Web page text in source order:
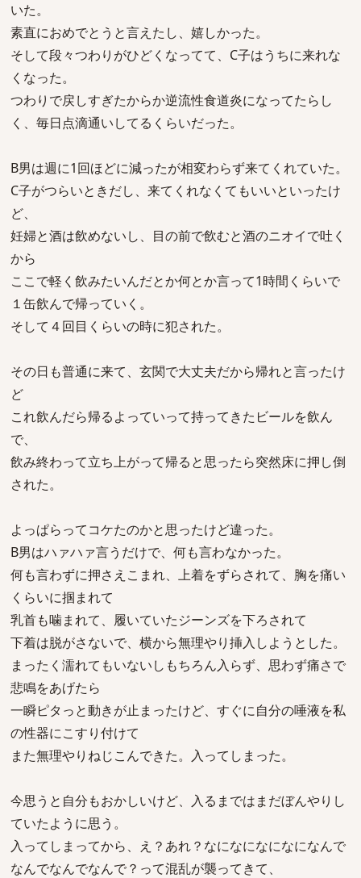
いた。
素直におめでとうと言えたし、嬉しかった。
そして段々つわりがひどくなってて、C子はうちに来れな
くなった。
つわりで戻しすぎたからか逆流性食道炎になってたらし
く、毎日点滴通いしてるくらいだった。
B男は週に1回ほどに減ったが相変わらず来てくれていた。
C子がつらいときだし、来てくれなくてもいいといったけ
ど、
妊婦と酒は飲めないし、目の前で飲むと酒のニオイで吐く
から
ここで軽く飲みたいんだとか何とか言って1時間くらいで
１缶飲んで帰っていく。
そして４回目くらいの時に犯された。
その日も普通に来て、玄関で大丈夫だから帰れと言ったけ
ど
これ飲んだら帰るよっていって持ってきたビールを飲ん
で、
飲み終わって立ち上がって帰ると思ったら突然床に押し倒
された。
よっぱらってコケたのかと思ったけど違った。
B男はハァハァ言うだけで、何も言わなかった。
何も言わずに押さえこまれ、上着をずらされて、胸を痛い
くらいに掴まれて
乳首も噛まれて、履いていたジーンズを下ろされて
下着は脱がさないで、横から無理やり挿入しようとした。
まったく濡れてもいないしもちろん入らず、思わず痛さで
悲鳴をあげたら
一瞬ピタっと動きが止まったけど、すぐに自分の唾液を私
の性器にこすり付けて
また無理やりねじこんできた。入ってしまった。
今思うと自分もおかしいけど、入るまではまだぼんやりし
ていたように思う。
入ってしまってから、え？あれ？なになになになになんで
なんでなんでなんで？って混乱が襲ってきて、